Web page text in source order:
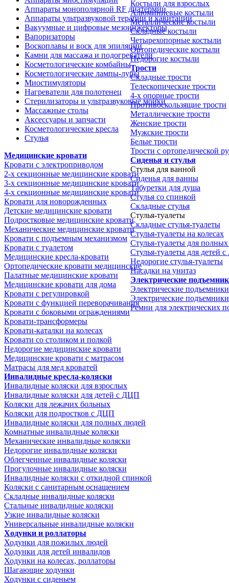
Аппараты монополярной RF диатермии
Аппараты ультразвуковой терапии и кавитации
Вакуумные и цифровые мезоинжекторы
Вапоризаторы
Воскоплавы и воск для эпиляции
Камни для массажа и подогреватели
Косметологические комбайны
Косметологические лампы-лупы
Миостимуляторы
Нагреватели для полотенец
Стерилизаторы и ультразвуковые мойки
Массажные столы
Аксессуары и запчасти
Косметологические кресла
Стулья
Медицинские кровати
Кровати с электроприводом
2-х секционные медицинские кровати
3-х секционные медицинские кровати
4-х секционные медицинские кровати
Кровати для новорожденных
Детские медицинские кровати
Подростковые медицинские кровати
Механические медицинские кровати
Кровати с подъемным механизмом
Кровати с туалетом
Медицинские крeсла-кровати
Ортопедические кровати медицинские
Палатные медицинские кровати
Медицинские кровати для дома
Кровати с регулировкой
Кровати с функцией переворачивания
Кровати с боковыми ограждениями
Кровати-трансформеры
Кровати-каталки на колесах
Кровати со столиком и полкой
Недорогие медицинские кровати
Медицинские кровати с матрасом
Матрасы для мед кроватей
Инвалидные кресла-коляски
Инвалидные коляски для взрослых
Инвалидные коляски для детей с ДЦП
Коляски для лежачих больных
Коляски для подростков с ДЦП
Инвалидные коляски для полных людей
Комнатные инвалидные коляски
Механические инвалидные коляски
Недорогие инвалидные коляски
Облегченные инвалидные коляски
Прогулочные инвалидные коляски
Инвалидные коляски с откидной спинкой
Коляски с санитарным оснащением
Складные инвалидные коляски
Стальные инвалидные коляски
Узкие инвалидные коляски
Универсальные инвалидные коляски
Ходунки и роллаторы
Ходунки для пожилых людей
Ходунки для детей инвалидов
Ходунки на колесах, роллаторы
Шагающие ходунки
Ходунки с сиденьем
Костыли для взрослых
Алюминиевые костыли
Металлические костыли
Складные костыли
Четырехопорные костыли
Ортопедические костыли
Недорогие костыли
Трости
Складные трости
Телескопические трости
4-х опорные трости
Противоскользящие трости
Металлические трости
Женские трости
Мужские трости
Белые трости
Трости с ортопедической
Сиденья и стулья
Стулья для ванной
Сиденья для ванны
Табуретки для душа
Стулья со спинкой
Складные стулья
Стулья-туалеты
Складные стулья-туалеты
Стулья-туалеты на колесах
Стулья-туалеты для
Стулья-туалеты для детей
Недорогие стулья-туалеты
Насадки на унитаз
Электрические
Электрические
Электрические
Ремни для электрических